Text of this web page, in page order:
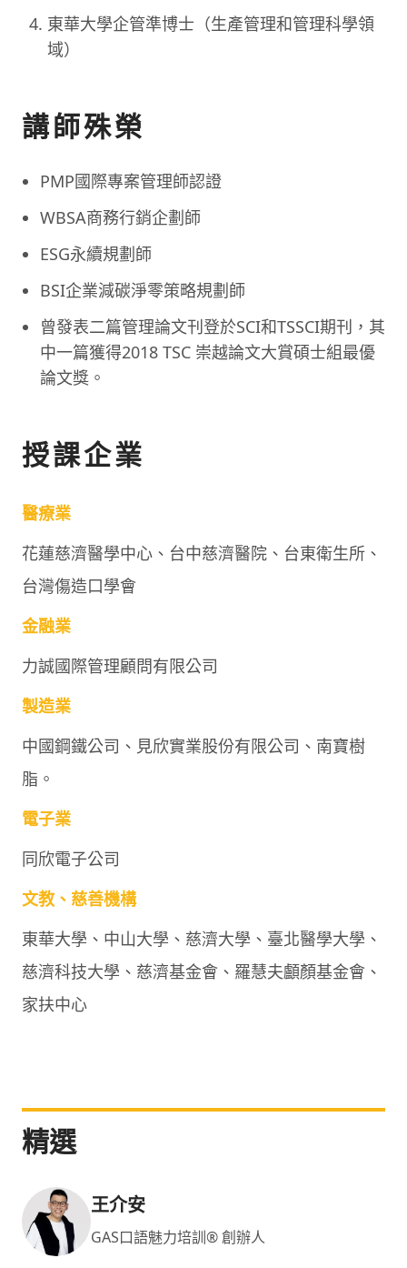
東華大學企管準博士（生產管理和管理科學領
域）
講師殊榮
PMP國際專案管理師認證
WBSA商務行銷企劃師
ESG永續規劃師
BSI企業減碳淨零策略規劃師
曾發表二篇管理論文刊登於SCI和TSSCI期刊，其
中一篇獲得2018 TSC 崇越論文大賞碩士組最優
論文獎。
授課企業
醫療業
花蓮慈濟醫學中心、台中慈濟醫院、台東衛生所、
台灣傷造口學會
金融業
力誠國際管理顧問有限公司
製造業
中國鋼鐵公司、見欣實業股份有限公司、南寶樹
脂。
電子業
同欣電子公司
文教、慈善機構
東華大學、中山大學、慈濟大學、臺北醫學大學、
慈濟科技大學、慈濟基金會、羅慧夫顱顏基金會、
家扶中心
精選
王介安
GAS口語魅力培訓® 創辦人